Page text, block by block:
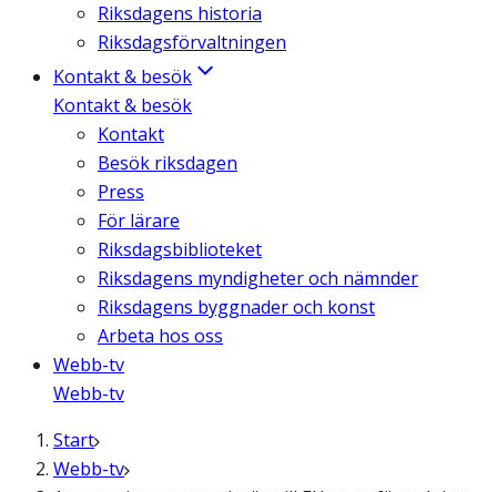
Riksdagens historia
Riksdagsförvaltningen
Kontakt & besök
Kontakt & besök
Kontakt
Besök riksdagen
Press
För lärare
Riksdagsbiblioteket
Riksdagens myndigheter och nämnder
Riksdagens byggnader och konst
Arbeta hos oss
Webb-tv
Webb-tv
Start
Webb-tv